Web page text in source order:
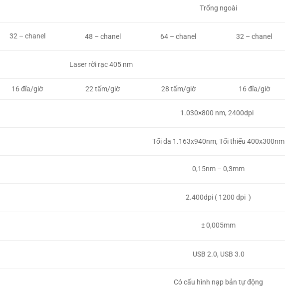
Trống ngoài
32 – chanel 48 – chanel 64 – chanel 32 – chanel
Laser rời rạc 405 nm
16 đĩa/giờ 22 tấm/giờ 28 tấm/giờ 16 đĩa/giờ
1.030×800 nm, 2400dpi
Tối đa 1.163x940nm, Tối thiểu 400x300nm
0,15nm – 0,3mm
2.400dpi ( 1200 dpi )
± 0,005mm
USB 2.0, USB 3.0
Có cấu hình nạp bản tự động